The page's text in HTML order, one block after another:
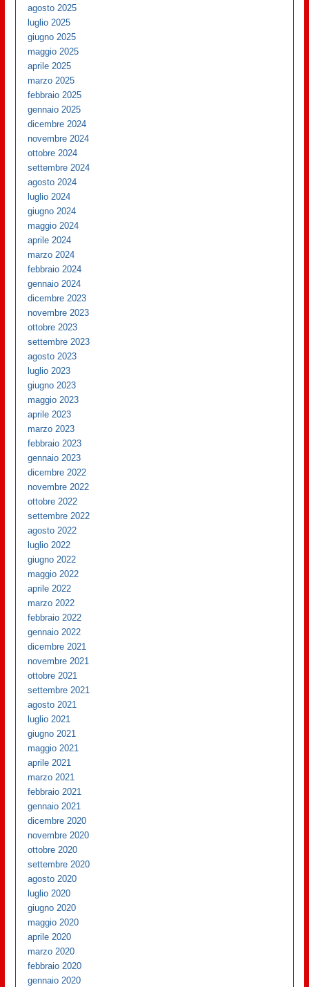
agosto 2025
luglio 2025
giugno 2025
maggio 2025
aprile 2025
marzo 2025
febbraio 2025
gennaio 2025
dicembre 2024
novembre 2024
ottobre 2024
settembre 2024
agosto 2024
luglio 2024
giugno 2024
maggio 2024
aprile 2024
marzo 2024
febbraio 2024
gennaio 2024
dicembre 2023
novembre 2023
ottobre 2023
settembre 2023
agosto 2023
luglio 2023
giugno 2023
maggio 2023
aprile 2023
marzo 2023
febbraio 2023
gennaio 2023
dicembre 2022
novembre 2022
ottobre 2022
settembre 2022
agosto 2022
luglio 2022
giugno 2022
maggio 2022
aprile 2022
marzo 2022
febbraio 2022
gennaio 2022
dicembre 2021
novembre 2021
ottobre 2021
settembre 2021
agosto 2021
luglio 2021
giugno 2021
maggio 2021
aprile 2021
marzo 2021
febbraio 2021
gennaio 2021
dicembre 2020
novembre 2020
ottobre 2020
settembre 2020
agosto 2020
luglio 2020
giugno 2020
maggio 2020
aprile 2020
marzo 2020
febbraio 2020
gennaio 2020